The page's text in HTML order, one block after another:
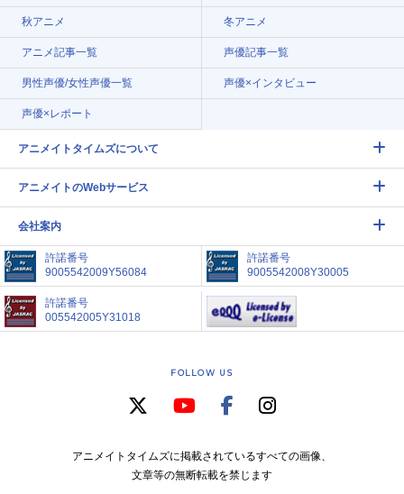
秋アニメ 冬アニメ
アニメ記事一覧 声優記事一覧
男性声優/女性声優一覧 声優×インタビュー
声優×レポート
アニメイトタイムズについて
アニメイトのWebサービス
会社案内
許諾番号
9005542009Y56084
許諾番号
9005542008Y30005
許諾番号
005542005Y31018
FOLLOW US
アニメイトタイムズに掲載されているすべての画像、
文章等の無断転載を禁じます